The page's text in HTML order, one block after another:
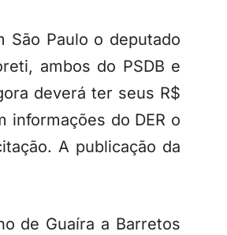
São Paulo o deputado
ambos do PSDB e
deverá ter seus R$
informações do DER o
A publicação da
de Guaíra a Barretos